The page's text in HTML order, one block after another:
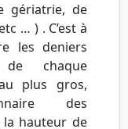
gériatrie, de
… ) . C’est à
les deniers
chaque
plus gros,
des
la hauteur de